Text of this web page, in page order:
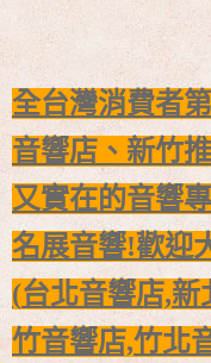
全台灣消費者
音響店、新竹
又實在的音響
名展音響!歡迎
(台北音響店,
竹音響店,竹北